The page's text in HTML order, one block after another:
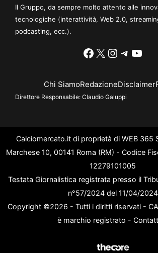
Il Gruppo, da sempre molto attento alle
tecnologiche (interattività, Web 2.0,
podcasting, ecc.).
Facebook
X Instagram
Chi SiamoRedazioneDisclaimer
Direttore Responsabile: Claudio Galuppi
Calciomercato.it di proprietà di WEB 365
Marchese 10, 00141 Roma (RM) - Codice
12279101005
Testata Giornalistica registrata presso il
n°57/2024 del 11/04/2024
Copyright ©2026 - Tutti i diritti riservati -
è marchio registrato -